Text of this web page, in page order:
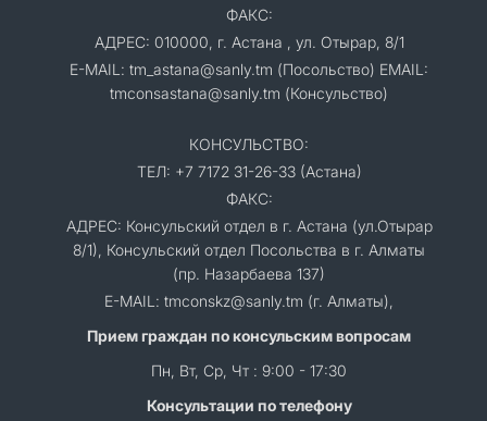
ФАКС:
АДРЕС: 010000, г. Астана , ул. Отырар, 8/1
E-MAIL: tm_astana@sanly.tm (Посольство) EMAIL:
tmconsastana@sanly.tm (Консульство)
КОНСУЛЬСТВО:
ТЕЛ: +7 7172 31-26-33 (Астана)
ФАКС:
АДРЕС: Консульский отдел в г. Астана (ул.Отырар
8/1), Консульский отдел Посольства в г. Алматы
(пр. Назарбаева 137)
E-MAIL: tmconskz@sanly.tm (г. Алматы),
Прием граждан по консульским вопросам
Пн, Вт, Ср, Чт : 9:00 - 17:30
Консультации по телефону